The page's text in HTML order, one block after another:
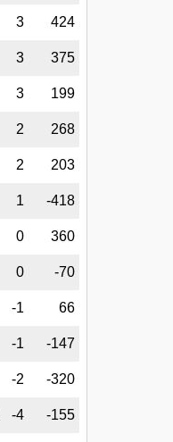
3 424
3 375
3 199
2 268
2 203
1 -418
0 360
0 -70
-1 66
-1 -147
-2 -320
-4 -155